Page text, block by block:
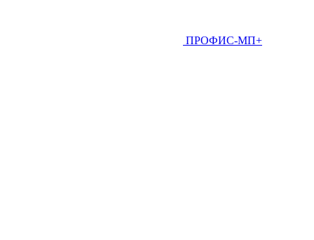
ПРОФИС-МП+